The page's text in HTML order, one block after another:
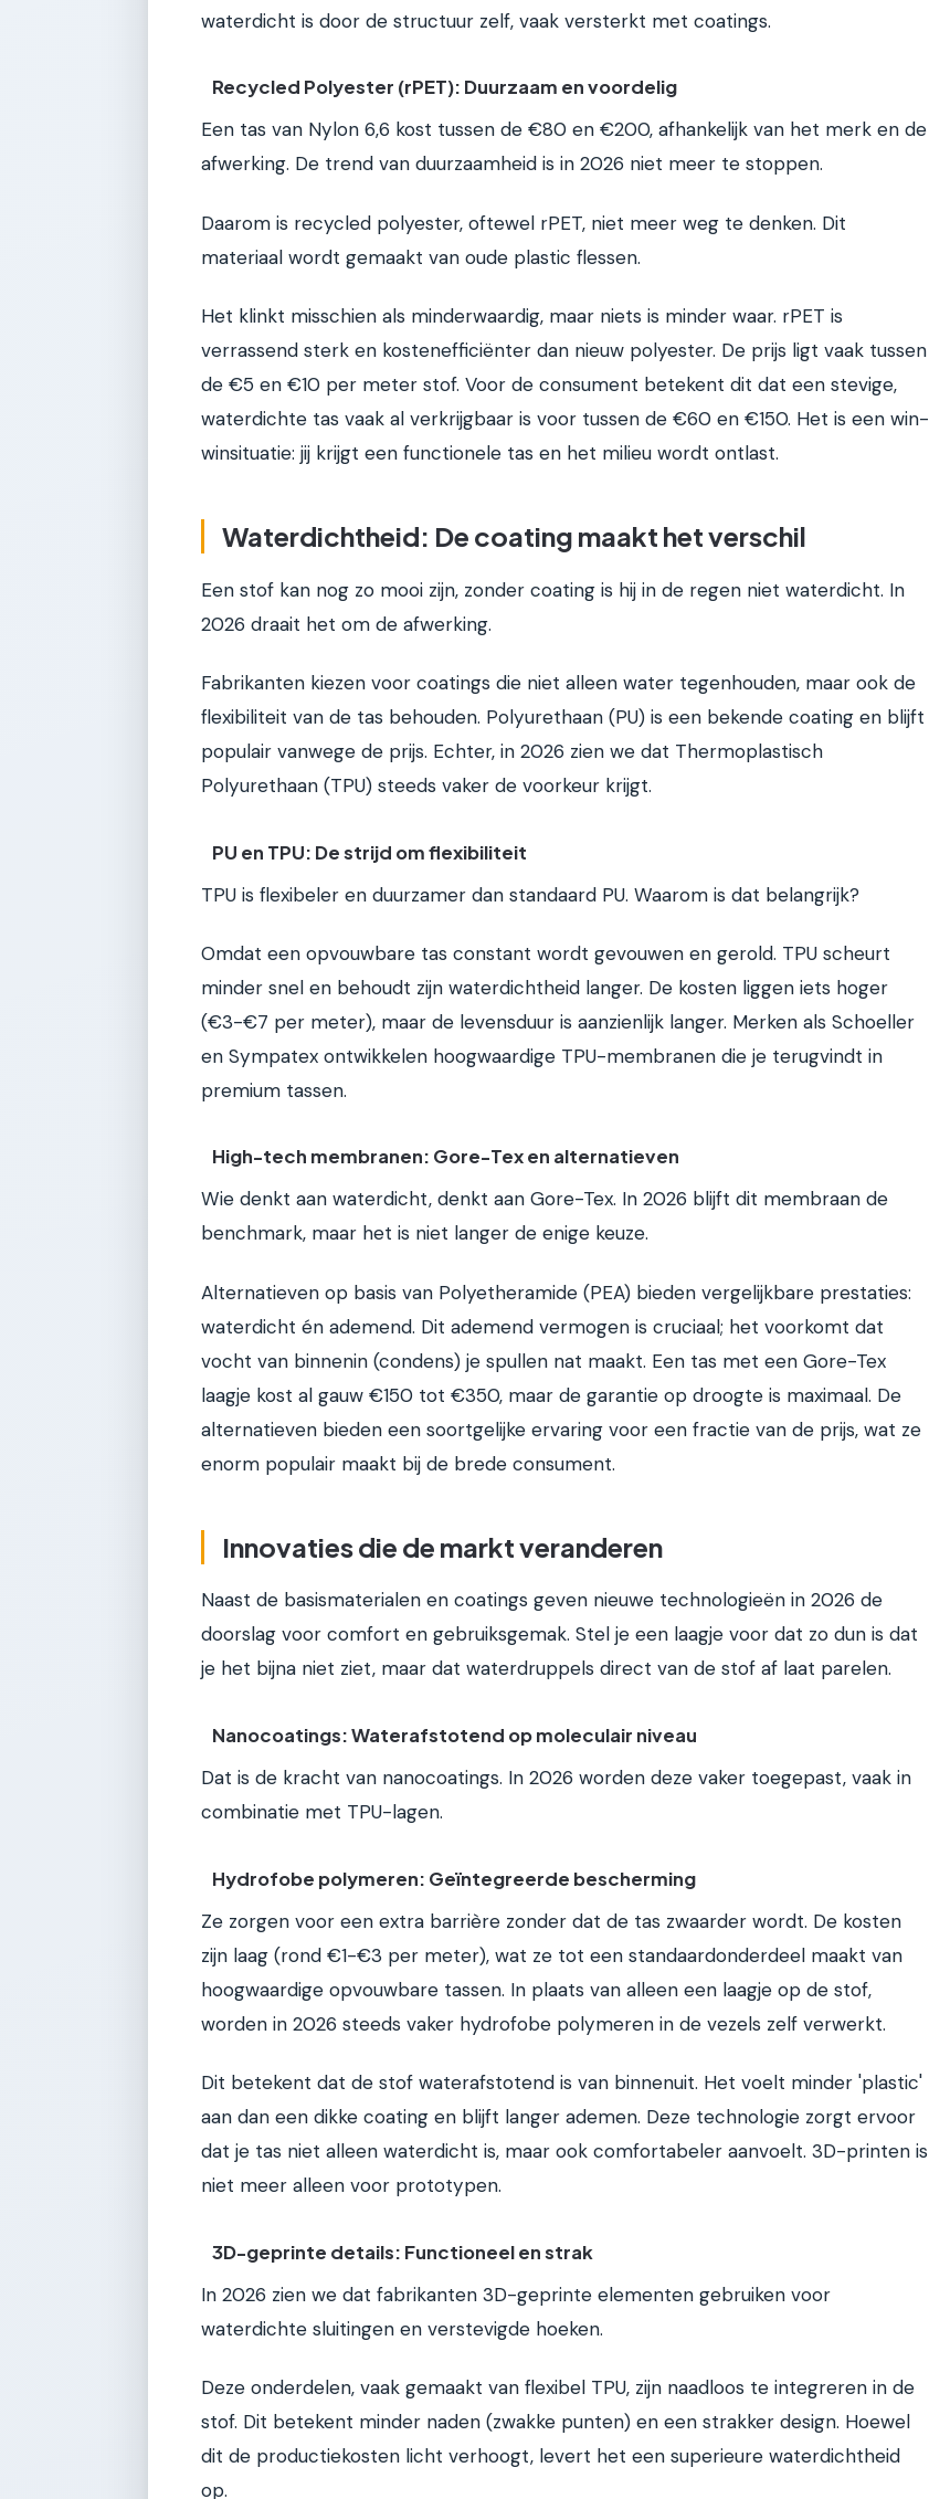
waterdicht is door de structuur zelf, vaak versterkt met coatings.
Recycled Polyester (rPET): Duurzaam en voordelig
Een tas van Nylon 6,6 kost tussen de €80 en €200, afhankelijk van het merk en de
afwerking. De trend van duurzaamheid is in 2026 niet meer te stoppen.
Daarom is recycled polyester, oftewel rPET, niet meer weg te denken. Dit
materiaal wordt gemaakt van oude plastic flessen.
Het klinkt misschien als minderwaardig, maar niets is minder waar. rPET is
verrassend sterk en kostenefficiënter dan nieuw polyester. De prijs ligt vaak tussen
de €5 en €10 per meter stof. Voor de consument betekent dit dat een stevige,
waterdichte tas vaak al verkrijgbaar is voor tussen de €60 en €150. Het is een win-
winsituatie: jij krijgt een functionele tas en het milieu wordt ontlast.
Waterdichtheid: De coating maakt het verschil
Een stof kan nog zo mooi zijn, zonder coating is hij in de regen niet waterdicht. In
2026 draait het om de afwerking.
Fabrikanten kiezen voor coatings die niet alleen water tegenhouden, maar ook de
flexibiliteit van de tas behouden. Polyurethaan (PU) is een bekende coating en blijft
populair vanwege de prijs. Echter, in 2026 zien we dat Thermoplastisch
Polyurethaan (TPU) steeds vaker de voorkeur krijgt.
PU en TPU: De strijd om flexibiliteit
TPU is flexibeler en duurzamer dan standaard PU. Waarom is dat belangrijk?
Omdat een opvouwbare tas constant wordt gevouwen en gerold. TPU scheurt
minder snel en behoudt zijn waterdichtheid langer. De kosten liggen iets hoger
(€3-€7 per meter), maar de levensduur is aanzienlijk langer. Merken als Schoeller
en Sympatex ontwikkelen hoogwaardige TPU-membranen die je terugvindt in
premium tassen.
High-tech membranen: Gore-Tex en alternatieven
Wie denkt aan waterdicht, denkt aan Gore-Tex. In 2026 blijft dit membraan de
benchmark, maar het is niet langer de enige keuze.
Alternatieven op basis van Polyetheramide (PEA) bieden vergelijkbare prestaties:
waterdicht én ademend. Dit ademend vermogen is cruciaal; het voorkomt dat
vocht van binnenin (condens) je spullen nat maakt. Een tas met een Gore-Tex
laagje kost al gauw €150 tot €350, maar de garantie op droogte is maximaal. De
alternatieven bieden een soortgelijke ervaring voor een fractie van de prijs, wat ze
enorm populair maakt bij de brede consument.
Innovaties die de markt veranderen
Naast de basismaterialen en coatings geven nieuwe technologieën in 2026 de
doorslag voor comfort en gebruiksgemak. Stel je een laagje voor dat zo dun is dat
je het bijna niet ziet, maar dat waterdruppels direct van de stof af laat parelen.
Nanocoatings: Waterafstotend op moleculair niveau
Dat is de kracht van nanocoatings. In 2026 worden deze vaker toegepast, vaak in
combinatie met TPU-lagen.
Hydrofobe polymeren: Geïntegreerde bescherming
Ze zorgen voor een extra barrière zonder dat de tas zwaarder wordt. De kosten
zijn laag (rond €1-€3 per meter), wat ze tot een standaardonderdeel maakt van
hoogwaardige opvouwbare tassen. In plaats van alleen een laagje op de stof,
worden in 2026 steeds vaker hydrofobe polymeren in de vezels zelf verwerkt.
Dit betekent dat de stof waterafstotend is van binnenuit. Het voelt minder 'plastic'
aan dan een dikke coating en blijft langer ademen. Deze technologie zorgt ervoor
dat je tas niet alleen waterdicht is, maar ook comfortabeler aanvoelt. 3D-printen is
niet meer alleen voor prototypen.
3D-geprinte details: Functioneel en strak
In 2026 zien we dat fabrikanten 3D-geprinte elementen gebruiken voor
waterdichte sluitingen en verstevigde hoeken.
Deze onderdelen, vaak gemaakt van flexibel TPU, zijn naadloos te integreren in de
stof. Dit betekent minder naden (zwakke punten) en een strakker design. Hoewel
dit de productiekosten licht verhoogt, levert het een superieure waterdichtheid
op.